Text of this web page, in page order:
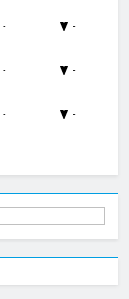
- -
- -
- -